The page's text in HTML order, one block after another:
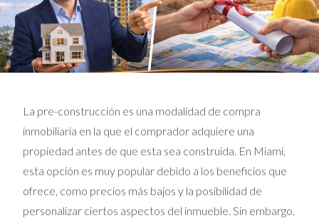
La pre-construcción es una modalidad de compra
inmobiliaria en la que el comprador adquiere una
propiedad antes de que esta sea construida. En Miami,
esta opción es muy popular debido a los beneficios que
ofrece, como precios más bajos y la posibilidad de
personalizar ciertos aspectos del inmueble. Sin embargo,